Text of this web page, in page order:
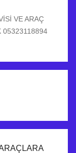
VE ARAÇ
05323118894